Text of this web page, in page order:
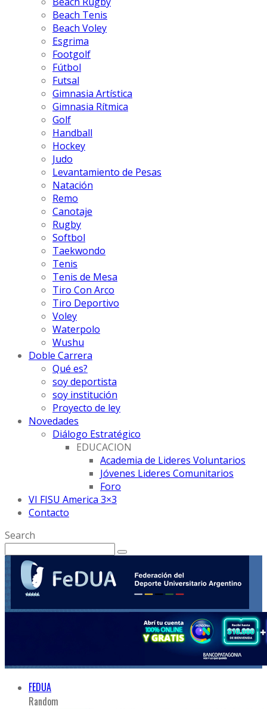
Beach Tenis
Beach Voley
Esgrima
Footgolf
Fútbol
Futsal
Gimnasia Artística
Gimnasia Rítmica
Golf
Handball
Hockey
Judo
Levantamiento de Pesas
Natación
Remo
Canotaje
Rugby
Softbol
Taekwondo
Tenis
Tenis de Mesa
Tiro Con Arco
Tiro Deportivo
Voley
Waterpolo
Wushu
Doble Carrera
Qué es?
soy deportista
soy institución
Proyecto de ley
Novedades
Diálogo Estratégico
EDUCACION
Academia de Lideres Voluntarios
Jóvenes Lideres Comunitarios
Foro
VI FISU America 3×3
Contacto
Search
FEDUA
Random